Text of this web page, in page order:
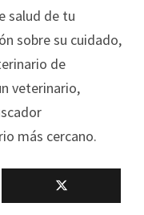
salud de tu
sobre su cuidado,
de
veterinario,
más cercano.